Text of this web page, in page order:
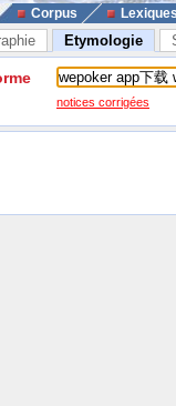
Corpus
Etymologie
notices corrigées